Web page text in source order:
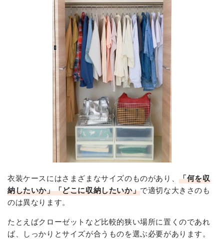
衣装ケースにはさまざまなサイズのものがあり、「何を収
納したいか」「どこに収納したいか」で適切な大きさのも
のは異なります。
たとえばクローゼットなど比較的狭い場所に置くのであれ
ば、しっかりとサイズが合うものを選ぶ必要があります。